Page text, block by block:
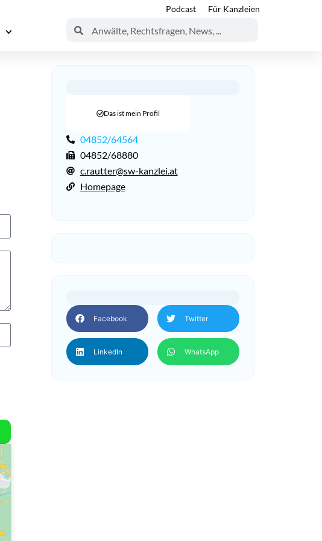
Podcast Für Kanzleien
Das ist mein Profil
04852/64564
04852/68880
c.rautter@sw-kanzlei.at
Homepage
Facebook Twitter
LinkedIn WhatsApp